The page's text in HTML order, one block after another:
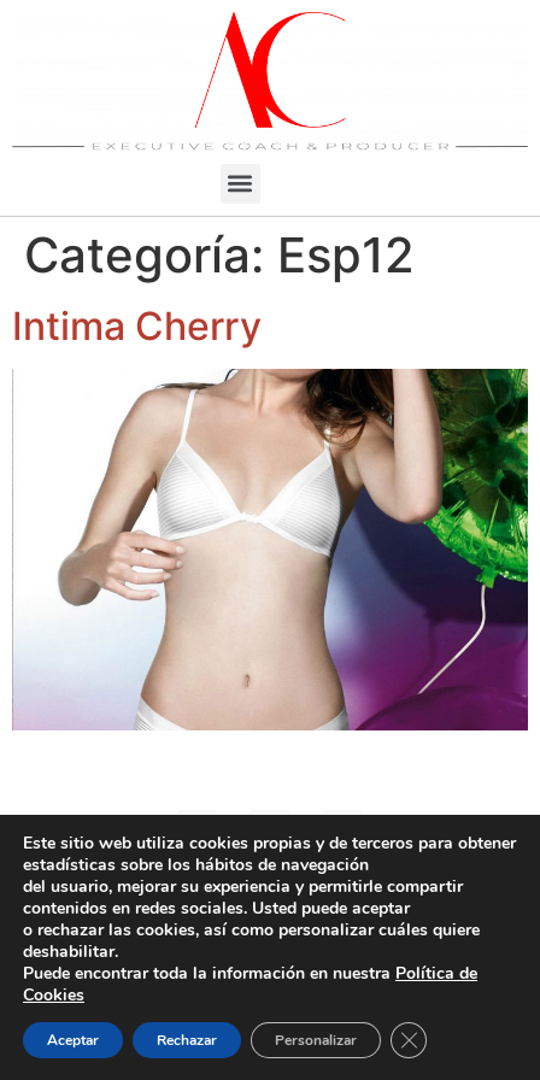
Categoría: Esp12
Intima Cherry
Aviso Legal
Política de Cookies
Política de Privacidad
Este sitio web utiliza cookies propias y de terceros para obtener
estadísticas sobre los hábitos de navegación
del usuario, mejorar su experiencia y permitirle compartir
contenidos en redes sociales. Usted puede aceptar
o rechazar las cookies, así como personalizar cuáles quiere
deshabilitar.
Puede encontrar toda la información en nuestra Política de
Cookies
Aceptar Rechazar Personalizar Cerrar el banner